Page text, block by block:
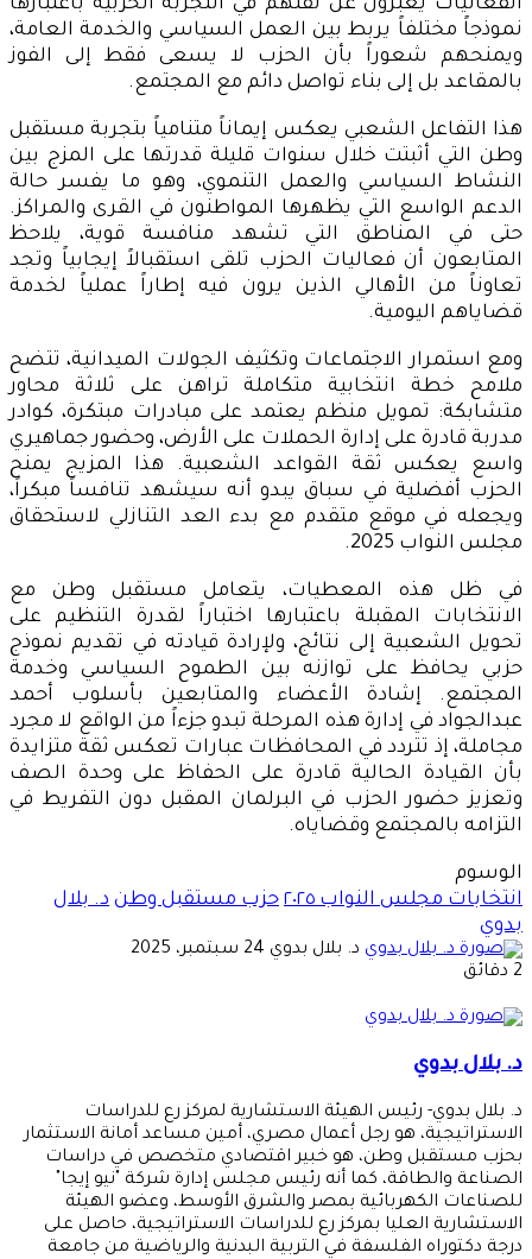
الفعاليات يعبّرون عن ثقتهم في التجربة الحزبية باعتبارها
نموذجاً مختلفاً يربط بين العمل السياسي والخدمة العامة،
ويمنحهم شعوراً بأن الحزب لا يسعى فقط إلى الفوز
بالمقاعد بل إلى بناء تواصل دائم مع المجتمع.
هذا التفاعل الشعبي يعكس إيماناً متنامياً بتجربة مستقبل
وطن التي أثبتت خلال سنوات قليلة قدرتها على المزج بين
النشاط السياسي والعمل التنموي، وهو ما يفسر حالة
الدعم الواسع التي يظهرها المواطنون في القرى والمراكز.
حتى في المناطق التي تشهد منافسة قوية، يلاحظ
المتابعون أن فعاليات الحزب تلقى استقبالاً إيجابياً وتجد
تعاوناً من الأهالي الذين يرون فيه إطاراً عملياً لخدمة
قضاياهم اليومية.
ومع استمرار الاجتماعات وتكثيف الجولات الميدانية، تتضح
ملامح خطة انتخابية متكاملة تراهن على ثلاثة محاور
متشابكة: تمويل منظم يعتمد على مبادرات مبتكرة، كوادر
مدربة قادرة على إدارة الحملات على الأرض، وحضور جماهيري
واسع يعكس ثقة القواعد الشعبية. هذا المزيج يمنح
الحزب أفضلية في سباق يبدو أنه سيشهد تنافساً مبكراً،
ويجعله في موقع متقدم مع بدء العد التنازلي لاستحقاق
مجلس النواب 2025.
في ظل هذه المعطيات، يتعامل مستقبل وطن مع
الانتخابات المقبلة باعتبارها اختباراً لقدرة التنظيم على
تحويل الشعبية إلى نتائج، ولإرادة قيادته في تقديم نموذج
حزبي يحافظ على توازنه بين الطموح السياسي وخدمة
المجتمع. إشادة الأعضاء والمتابعين بأسلوب أحمد
عبدالجواد في إدارة هذه المرحلة تبدو جزءاً من الواقع لا مجرد
مجاملة، إذ تتردد في المحافظات عبارات تعكس ثقة متزايدة
بأن القيادة الحالية قادرة على الحفاظ على وحدة الصف
وتعزيز حضور الحزب في البرلمان المقبل دون التفريط في
التزامه بالمجتمع وقضاياه.
الوسوم
انتخابات مجلس النواب ٢٠٢٥
حزب مستقبل وطن د. بلال
بدوي
د. بلال بدوي أرسل
24 سبتمبر، 2025
2 دقائق
د. بلال بدوي
د. بلال بدوي- رئيس الهيئة الاستشارية لمركز رع للدراسات
الاستراتيجية، هو رجل أعمال مصري، أمين مساعد أمانة الاستثمار
بحزب مستقبل وطن، هو خبير اقتصادي متخصص في دراسات
الصناعة والطاقة، كما أنه رئيس مجلس إدارة شركة "نيو إيجا"
للصناعات الكهربائية بمصر والشرق الأوسط، وعضو الهيئة
الاستشارية العليا بمركز رع للدراسات الاستراتيجية، حاصل على
درجة دكتوراه الفلسفة في التربية البدنية والرياضية من جامعة